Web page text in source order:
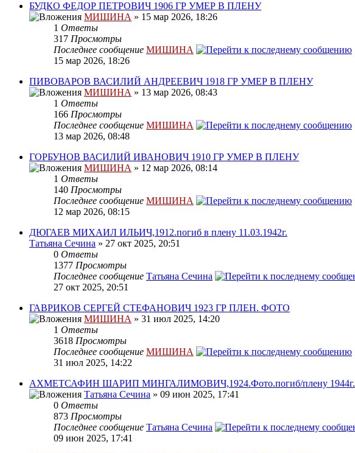
БУДКО ФЕДОР ПЕТРОВИЧ 1906 ГР УМЕР В ПЛЕНУ
МИШИНА » 15 мар 2026, 18:26
1 Ответы
317 Просмотры
Последнее сообщение МИШИНА
15 мар 2026, 18:26
ПИВОВАРОВ ВАСИЛИЙ АНДРЕЕВИЧ 1918 ГР УМЕР В ПЛЕНУ
МИШИНА » 13 мар 2026, 08:43
1 Ответы
166 Просмотры
Последнее сообщение МИШИНА
13 мар 2026, 08:48
ГОРБУНОВ ВАСИЛИЙ ИВАНОВИЧ 1910 ГР УМЕР В ПЛЕНУ
МИШИНА » 12 мар 2026, 08:14
1 Ответы
140 Просмотры
Последнее сообщение МИШИНА
12 мар 2026, 08:15
ДЮГАЕВ МИХАИЛ ИЛЬИЧ,1912.погиб в плену 11.03.1942г.
Татьяна Сечина » 27 окт 2025, 20:51
0 Ответы
1377 Просмотры
Последнее сообщение Татьяна Сечина
27 окт 2025, 20:51
ГАВРИКОВ СЕРГЕЙ СТЕФАНОВИЧ 1923 ГР ПЛЕН. ФОТО
МИШИНА » 31 июл 2025, 14:20
1 Ответы
3618 Просмотры
Последнее сообщение МИШИНА
31 июл 2025, 14:22
АХМЕТСАФИН ШАРИП МИНГАЛИМОВИЧ,1924.Фото.погиб/плену 1944г.
Татьяна Сечина » 09 июн 2025, 17:41
0 Ответы
873 Просмотры
Последнее сообщение Татьяна Сечина
09 июн 2025, 17:41